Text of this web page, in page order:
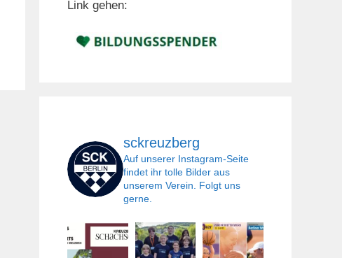
Link gehen:
sckreuzberg
Auf unserer Instagram-Seite
findet ihr tolle Bilder aus
unserem Verein. Folgt uns
gerne.